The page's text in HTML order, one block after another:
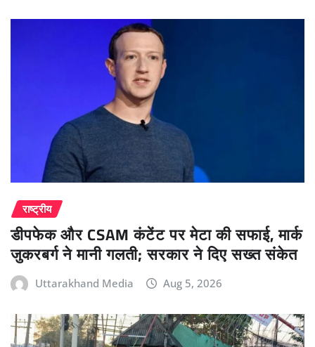
राष्ट्रीय
डीपफेक और CSAM कंटेंट पर मेटा की सफाई, मार्क
जुकरबर्ग ने मानी गलती; सरकार ने दिए सख्त संकेत
Uttarakhand Media Aug 5, 2026